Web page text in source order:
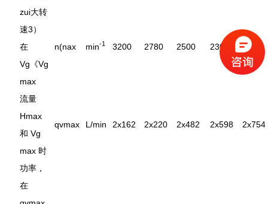
zui大转
速3）
在
Vg《Vg
max
n(nax min-1 3200 2780 2500 2300 1720
流量
Hmax
和 Vg
max 时
qvmax L/min 2x162 2x220 2x482 2x598 2x754
功率，
在